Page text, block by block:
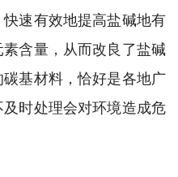
速有效地提高盐碱地有
含量，从而改良了盐碱
基材料，恰好是各地广
时处理会对环境造成危